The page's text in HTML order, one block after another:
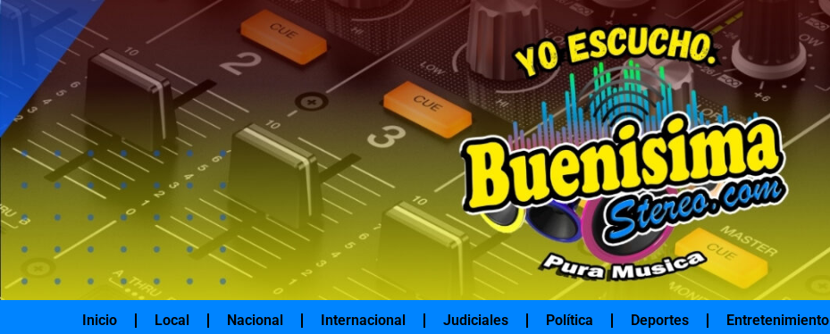
Ir
contenido
Inicio Local Nacional Internacional Judiciales Política Deportes Entretenimiento